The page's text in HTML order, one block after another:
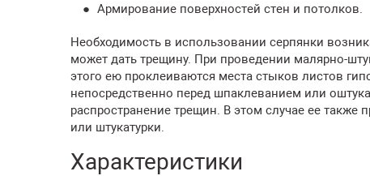
Армирование поверхностей стен и потолков.
Необходимость в использовании серпянки
может дать трещину. При проведении малярно-
этого ею проклеиваются места стыков листов
непосредственно перед шпаклеванием или
распространение трещин. В этом случае ее
или штукатурки.
Характеристики